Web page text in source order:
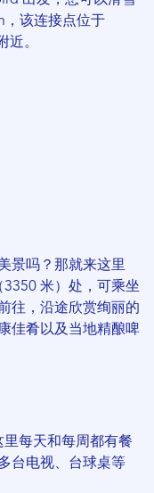
，该连接点位于
近。
景吗？那就来这里
米）处，可乘坐
往，沿途欣赏绚丽的
佳肴以及当地精酿啤
里每天和每周都有餐
台电视、台球桌等